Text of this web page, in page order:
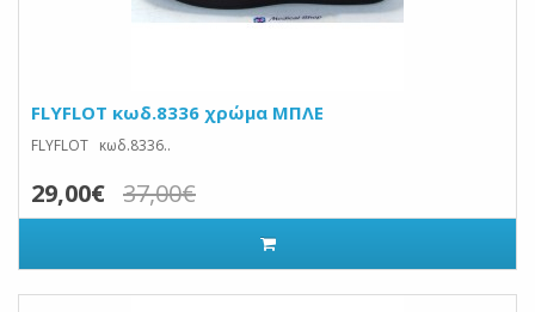
FLYFLOT κωδ.8336 χρώμα ΜΠΛΕ
FLYFLOT κωδ.8336..
29,00€ 37,00€